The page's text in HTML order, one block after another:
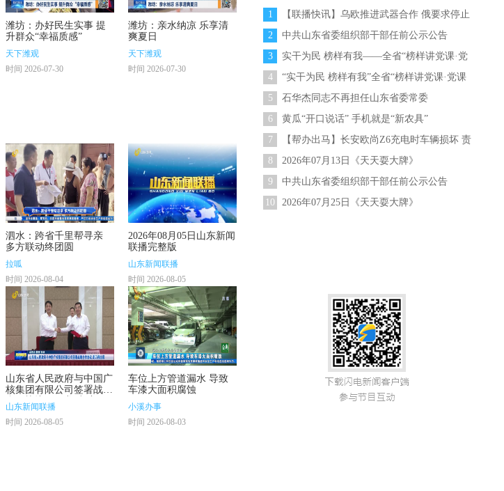
潍坊：办好民生实事 提
升群众“幸福质感”
天下潍观
时间 2026-07-30
潍坊：亲水纳凉 乐享清
爽夏日
天下潍观
时间 2026-07-30
泗水：跨省千里帮寻亲
多方联动终团圆
拉呱
时间 2026-08-04
2026年08月05日山东新闻
联播完整版
山东新闻联播
时间 2026-08-05
山东省人民政府与中国广
核集团有限公司签署战略
合作协议 周乃翔出席
山东新闻联播
时间 2026-08-05
车位上方管道漏水 导致
车漆大面积腐蚀
小溪办事
时间 2026-08-03
1
【联播快讯】乌欧推进武器合作 俄要求停止
向乌供武
2
中共山东省委组织部干部任前公示公告
（2026年第9号）
3
实干为民 榜样有我——全省“榜样讲党课·党
课讲榜样”活动
4
“实干为民 榜样有我”全省“榜样讲党课·党课
讲榜样”专题党课今晚在山东卫视播出
5
石华杰同志不再担任山东省委常委
6
黄瓜“开口说话” 手机就是“新农具”
7
【帮办出马】长安欧尚Z6充电时车辆损坏 责
任在谁？
8
2026年07月13日《天天耍大牌》
9
中共山东省委组织部干部任前公示公告
（2026年第9号）
10 2026年07月25日《天天耍大牌》